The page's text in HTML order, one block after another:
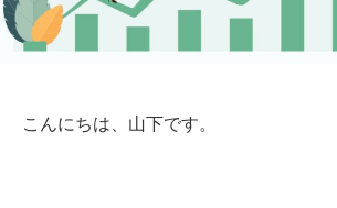
こんにちは、山下です。